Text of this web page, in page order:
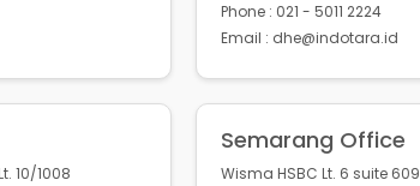
Phone : 021 - 5011 2224
Email : dhe@indotara.id
10/1008
Semarang Office
Wisma HSBC Lt. 6 suite 609